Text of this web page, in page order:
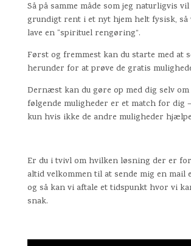
Så på samme måde som jeg naturligvis
grundigt rent i et nyt hjem helt fysisk, så
lave en “spirituel rengøring”.
Først og fremmest kan du starte med at
herunder for at prøve de gratis
Dernæst kan du gøre op med dig selv
følgende muligheder er et match for dig
kun hvis ikke de andre muligheder
Er du i tvivl om hvilken løsning der er
altid velkommen til at sende mig en mail
og så kan vi aftale et tidspunkt hvor vi
snak.